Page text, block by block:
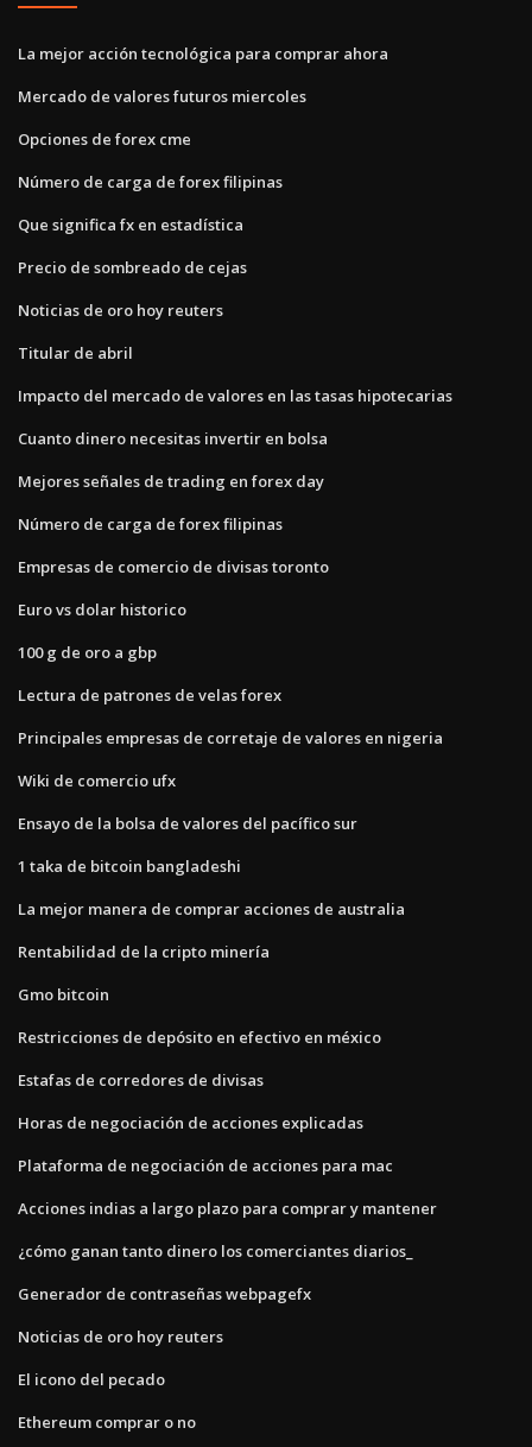
La mejor acción tecnológica para comprar ahora
Mercado de valores futuros miercoles
Opciones de forex cme
Número de carga de forex filipinas
Que significa fx en estadística
Precio de sombreado de cejas
Noticias de oro hoy reuters
Titular de abril
Impacto del mercado de valores en las tasas hipotecarias
Cuanto dinero necesitas invertir en bolsa
Mejores señales de trading en forex day
Número de carga de forex filipinas
Empresas de comercio de divisas toronto
Euro vs dolar historico
100 g de oro a gbp
Lectura de patrones de velas forex
Principales empresas de corretaje de valores en nigeria
Wiki de comercio ufx
Ensayo de la bolsa de valores del pacífico sur
1 taka de bitcoin bangladeshi
La mejor manera de comprar acciones de australia
Rentabilidad de la cripto minería
Gmo bitcoin
Restricciones de depósito en efectivo en méxico
Estafas de corredores de divisas
Horas de negociación de acciones explicadas
Plataforma de negociación de acciones para mac
Acciones indias a largo plazo para comprar y mantener
¿cómo ganan tanto dinero los comerciantes diarios_
Generador de contraseñas webpagefx
Noticias de oro hoy reuters
El icono del pecado
Ethereum comprar o no